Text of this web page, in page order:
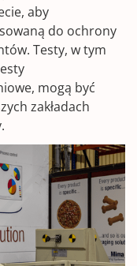
aby
do ochrony
Testy, w tym
mogą być
zakładach